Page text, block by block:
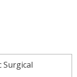
Surgical